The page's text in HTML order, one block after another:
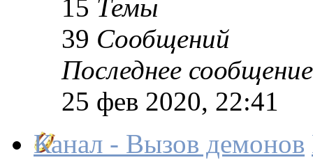
15 Темы
39 Сообщений
Последнее сообщение
25 фев 2020, 22:41
Канал - Вызов демонов